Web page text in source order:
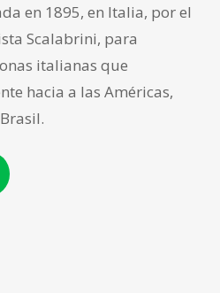
en 1895, en Italia, por el
Scalabrini, para
italianas que
hacia a las Américas,